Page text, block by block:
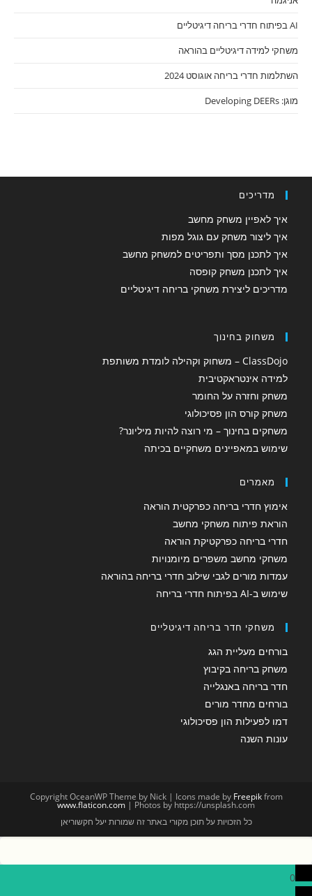
AI בפיתוח חדרי בריחה דיגיטליים
משחקי למידה דיגיטליים בהוראה
השתלמות חדרי בריחה אוגוסט 2024
מוגן: Developing DEERs
מדריכים
איך לאפיין משחק מחשב
איך ליצור משחק עם גוגל מפות
איך לתכנן מסך ותפריטים למשחק מחשב
איך לתכנן משחק קופסה
מדריכים ליצירת משחקי בריחה דיגיטליים
משחוק בחינוך
ClassDojo – משחוק וקהילה לומדת משותפת
למידה אינטראקטיבית
משחק וחזרה על החומר
משחק קורס הון פסיכולוגי
משחקים בחינוך – מי רוצה להיות מיליונר?
שימוש במאפיינים משחקיים בכיתה
מאמרים
אימוץ חדרי בריחה כפרקטית הוראה
הוראת פיתוח משחקי מחשב
חדרי בריחה כפרקטיקת הוראה
משחקי מחשב משפרים מיומנויות
עמדות מורים לגבי שילוב חדרי בריחה בהוראה
שימוש ב-AI בפיתוח חדרי בריחה
משחקי חדר בריחה דיגיטליים
בורחים מעליית הגג
משחק בריחה בקיבוץ
חדר בריחה באנגלייה
בורחים מחדר מורים
דמו לפעילות הון פסיכולוגי
עונות השנה
Copyright OceanWP Theme by Nick | Icons made by Freepikfrom
www.flaticon.com | Photos by https://unsplash.com
כל הזכויות על תוכן מקורי באתר זה שמורות יעל חקשוריאן
0